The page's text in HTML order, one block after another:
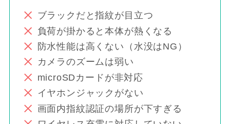
ブラックだと指紋が目立つ
負荷が掛かると本体が熱くなる
防水性能は高くない（水没はNG）
カメラのズームは弱い
microSDカードが非対応
イヤホンジャックがない
画面内指紋認証の場所が下すぎる